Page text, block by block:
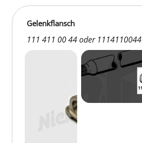
Gelenkflansch
111 411 00 44 oder 1114110044